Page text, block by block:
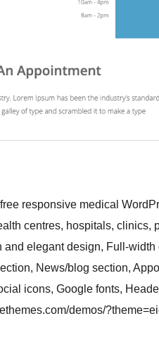
responsive medical
centres, hospitals, clinics,
and elegant design, Full-
News/blog section,
icons, Google fonts,
demos/